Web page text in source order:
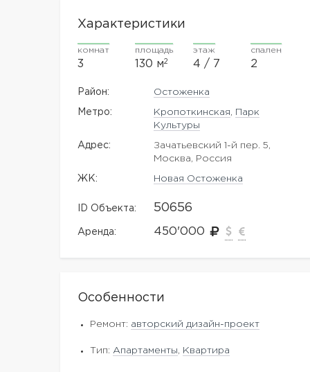
Характеристики
комнат
3
площадь
130 м2
этаж
4 / 7
спален
2
Район: Остоженка
Метро: Кропоткинская
Парк
Культуры
Адрес:
Зачатьевский 1-й пер. 5,
Москва, Россия
ЖK: Новая Остоженка
ID Объекта: 50656
Аренда: 450'000
Особенности
Ремонт: авторский дизайн-проект
Тип: Апартаменты Квартира